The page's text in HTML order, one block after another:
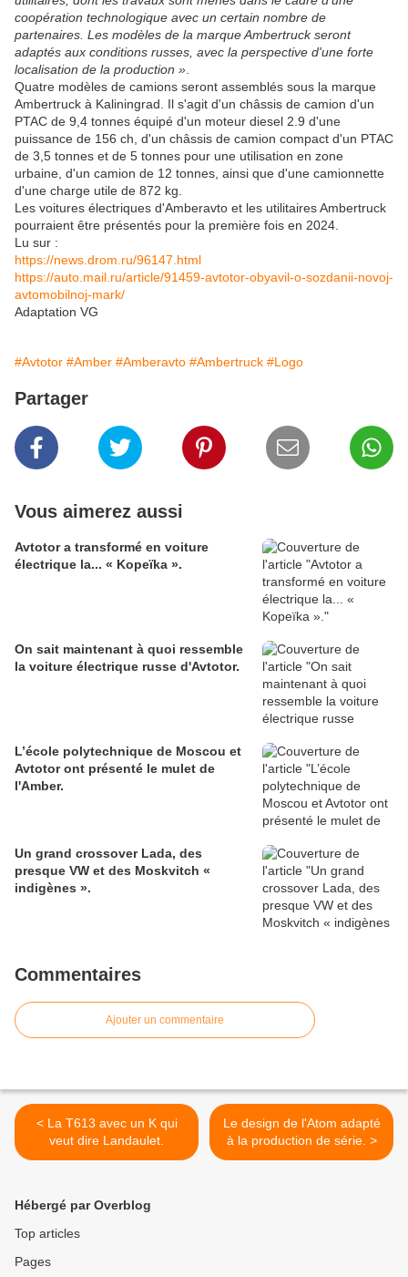
coopération technologique avec un certain nombre de
partenaires. Les modèles de la marque Ambertruck seront
adaptés aux conditions russes, avec la perspective d'une forte
localisation de la production »
Quatre modèles de camions seront assemblés sous la marque
Ambertruck à Kaliningrad. Il s'agit d'un châssis de camion d'un
PTAC de 9,4 tonnes équipé d'un moteur diesel 2.9 d'une
puissance de 156 ch, d'un châssis de camion compact d'un PTAC
de 3,5 tonnes et de 5 tonnes pour une utilisation en zone
urbaine, d'un camion de 12 tonnes, ainsi que d'une camionnette
d'une charge utile de 872 kg.
Les voitures électriques d'Amberavto et les utilitaires Ambertruck
pourraient être présentés pour la première fois en 2024.
Lu sur :
https://news.drom.ru/96147.html
https://auto.mail.ru/article/91459-avtotor-obyavil-o-sozdanii-novoj-
avtomobilnoj-mark/
Adaptation VG
#Avtotor #Amber #Amberavto #Ambertruck #Logo
Partager
Vous aimerez aussi
Avtotor a transformé en voiture
électrique la... « Kopeïka ».
On sait maintenant à quoi ressemble
la voiture électrique russe d'Avtotor.
L’école polytechnique de Moscou et
Avtotor ont présenté le mulet de
l'Amber.
Un grand crossover Lada, des
presque VW et des Moskvitch «
indigènes ».
Commentaires
Ajouter un commentaire
< La T613 avec un K qui
veut dire Landaulet.
Le design de l'Atom adapté
à la production de série. >
Hébergé par Overblog
Top articles
Pages